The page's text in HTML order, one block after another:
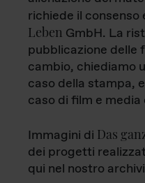
richiede il consenso
Leben GmbH. La
pubblicazione delle
cambio, chiediamo
caso della stampa,
caso di film e
Immagini di Das
dei progetti
qui nel nostro